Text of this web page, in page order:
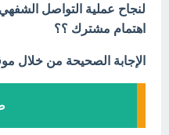
لنجاح عملية التواصل
اهتمام مشترك ؟؟
الإجابة الصحيحة من خلال